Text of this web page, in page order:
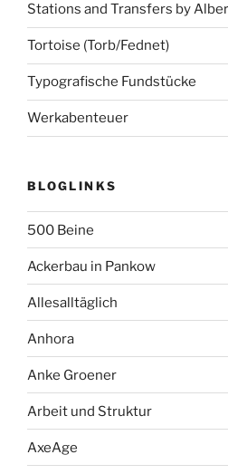
Stations and Transfers by
Tortoise (Torb/Fednet)
Typografische Fundstücke
Werkabenteuer
BLOGLINKS
500 Beine
Ackerbau in Pankow
Allesalltäglich
Anhora
Anke Groener
Arbeit und Struktur
AxeAge